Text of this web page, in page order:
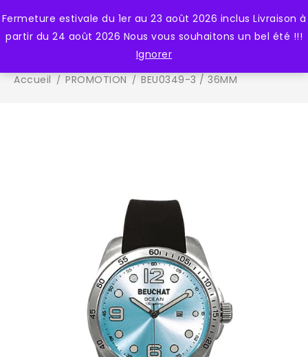
Fermeture estivale du 1er au 23 août 2026 inclus Livraison à
partir du 24 août 2026 Nous vous souhaitons un bel été !!!
Ignorer
0
Accueil / PROMOTION / BEU0349-3 / 36MM